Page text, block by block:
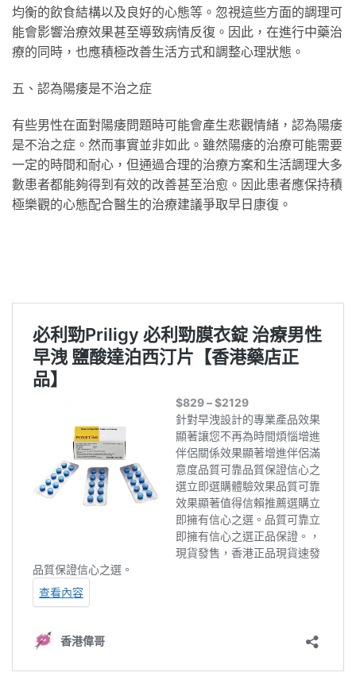
均衡的飲食結構以及良好的心態等。忽視這些方面的調理可
能會影響治療效果甚至導致病情反復。因此，在進行中藥治
療的同時，也應積極改善生活方式和調整心理狀態。
五、認為陽痿是不治之症
有些男性在面對陽痿問題時可能會產生悲觀情緒，認為陽痿
是不治之症。然而事實並非如此。雖然陽痿的治療可能需要
一定的時間和耐心，但通過合理的治療方案和生活調理大多
數患者都能夠得到有效的改善甚至治愈。因此患者應保持積
極樂觀的心態配合醫生的治療建議爭取早日康復。